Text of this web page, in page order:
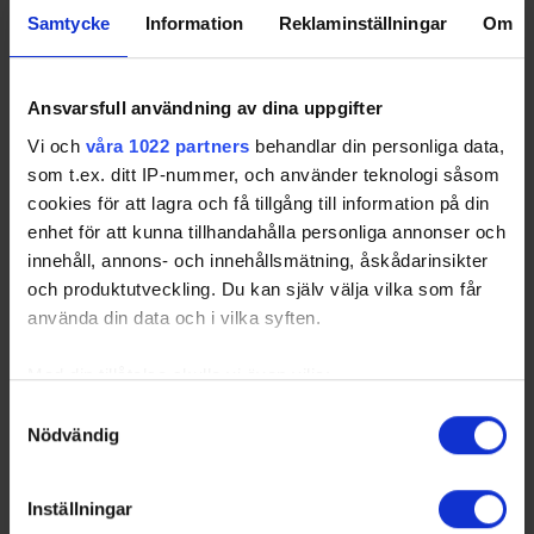
Samtycke Information Reklaminställningar Om
Ansvarsfull användning av dina uppgifter
Vi och våra 1022 partners behandlar din personliga data,
som t.ex. ditt IP-nummer, och använder teknologi såsom
cookies för att lagra och få tillgång till information på din
enhet för att kunna tillhandahålla personliga annonser och
innehåll, annons- och innehållsmätning, åskådarinsikter
och produktutveckling. Du kan själv välja vilka som får
använda din data och i vilka syften.
Med din tillåtelse skulle vi även vilja:
som kan ha en noggrannhet på upp till flera meter
Ta reda på mer om hur dina personliga uppgifter
Nödvändig
Inställningar